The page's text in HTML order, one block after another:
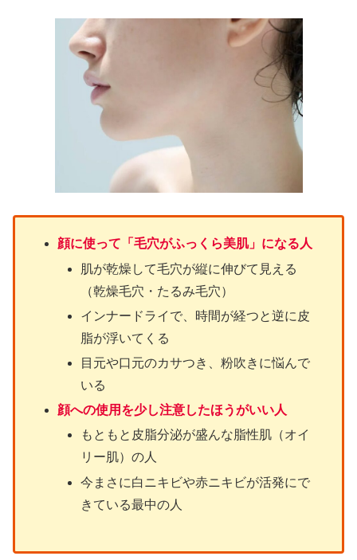
顔に使って「毛穴がふっくら美肌」になる人
肌が乾燥して毛穴が縦に伸びて見える
（乾燥毛穴・たるみ毛穴）
インナードライで、時間が経つと逆に皮
脂が浮いてくる
目元や口元のカサつき、粉吹きに悩んで
いる
顔への使用を少し注意したほうがいい人
もともと皮脂分泌が盛んな脂性肌（オイ
リー肌）の人
今まさに白ニキビや赤ニキビが活発にで
きている最中の人